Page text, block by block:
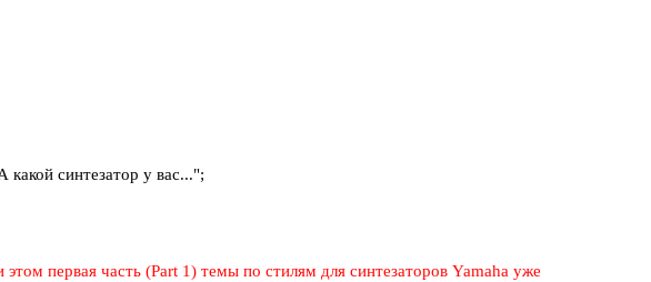
какой синтезатор у вас...";
первая часть (Part 1) темы по стилям для синтезаторов Yamaha уже